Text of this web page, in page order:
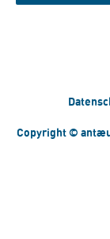
Copyright ©